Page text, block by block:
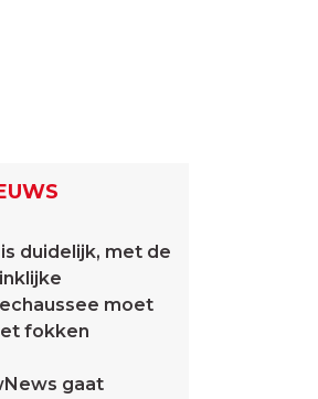
duidelijk, met de
moet
fokken
gaat